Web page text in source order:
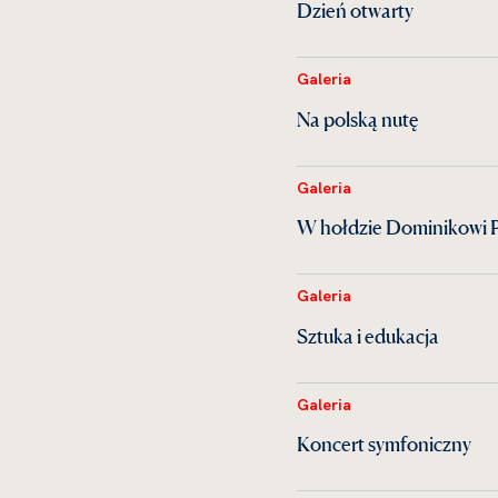
Dzień otwarty
Galeria
Na polską nutę
Galeria
W hołdzie Dominikowi
Galeria
Sztuka i edukacja
Galeria
Koncert symfoniczny